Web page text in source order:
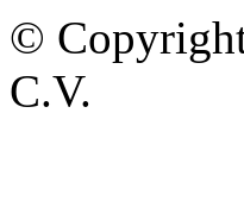
©
C.V.